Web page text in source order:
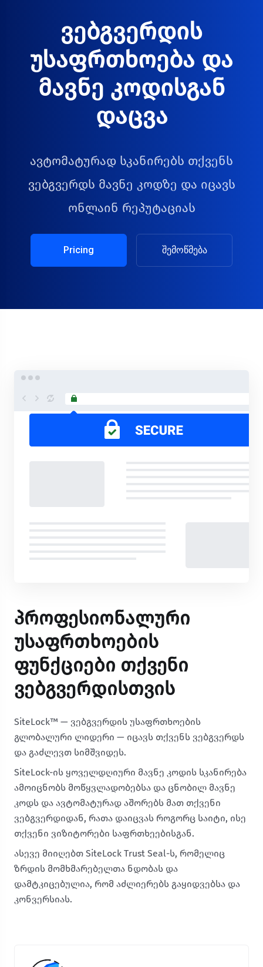
ვებგვერდის
უსაფრთხოება და
მავნე კოდისგან
დაცვა
ავტომატურად სკანირებს თქვენს
ვებგვერდს მავნე კოდზე და იცავს
ონლაინ რეპუტაციას
Pricing შემოწმება
Პროფესიონალური
Უსაფრთხოების
Ფუნქციები Თქვენი
Ვებგვერდისთვის
SiteLock™ — ვებგვერდის უსაფრთხოების
გლობალური ლიდერი — იცავს თქვენს ვებგვერდს
და გაძლევთ სიმშვიდეს.
SiteLock-ის ყოველდღიური მავნე კოდის სკანირება
ამოიცნობს მოწყვლადობებსა და ცნობილ მავნე
კოდს და ავტომატურად აშორებს მათ თქვენი
ვებგვერდიდან, რათა დაიცვას როგორც საიტი, ისე
თქვენი ვიზიტორები საფრთხეებისგან.
ასევე მიიღებთ SiteLock Trust Seal-ს, რომელიც
ზრდის მომხმარებელთა ნდობას და
დამტკიცებულია, რომ აძლიერებს გაყიდვებსა და
კონვერსიას.